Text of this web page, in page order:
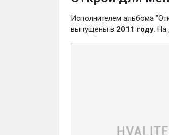
Исполнителем альбома
выпущены в 2011 году. На